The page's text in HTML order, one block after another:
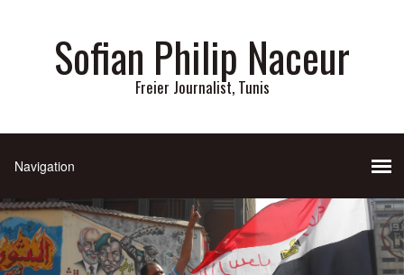
Sofian Philip Naceur
Freier Journalist, Tunis